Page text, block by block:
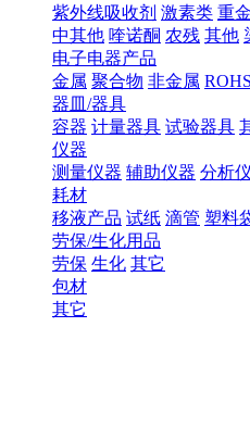
紫外线吸收剂 激素类 重
中其他 喹诺酮 农残 其他
电子电器产品
金属 聚合物 非金属
器皿/器具
容器 计量器具 试验器具
仪器
测量仪器 辅助仪器 分析
耗材
移液产品 试纸 滴管 塑料
劳保/生化用品
劳保 生化 其它
包材
其它